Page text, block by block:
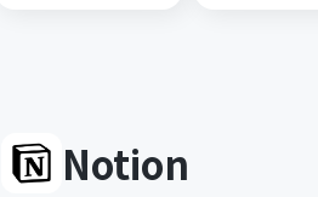
Notion